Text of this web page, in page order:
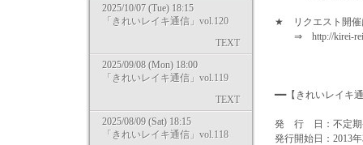
2025/10/07 (Tue) 18:15
「きれいレイキ通信」vol.120
TEXT
2025/09/08 (Mon) 18:00
「きれいレイキ通信」vol.119
TEXT
2025/08/09 (Sat) 18:15
「きれいレイキ通信」vol.118
★ リクエスト開
⇒ http://kirei-
━━【きれいレ
発 行 日：不定期
発行開始日：2013